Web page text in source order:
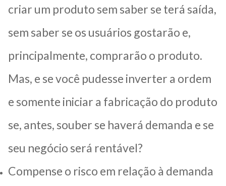
criar um produto sem saber se terá saída,
sem saber se os usuários gostarão e,
principalmente, comprarão o produto.
Mas, e se você pudesse inverter a ordem
e somente iniciar a fabricação do produto
se, antes, souber se haverá demanda e se
seu negócio será rentável?
Compense o risco em relação à demanda